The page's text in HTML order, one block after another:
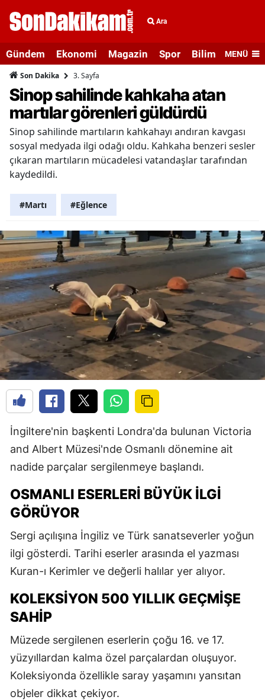
Ara
Gündem Ekonomi Magazin Spor Bilim veMENÜ
Son Dakika 3. Sayfa
Sinop sahilinde kahkaha atan
martılar görenleri güldürdü
Sinop sahilinde martıların kahkahayı andıran kavgası
sosyal medyada ilgi odağı oldu. Kahkaha benzeri sesler
çıkaran martıların mücadelesi vatandaşlar tarafından
kaydedildi.
#Martı #Eğlence
İngiltere'nin başkenti Londra'da bulunan Victoria
and Albert Müzesi'nde Osmanlı dönemine ait
nadide parçalar sergilenmeye başlandı.
OSMANLI ESERLERI BÜYÜK İLGI
GÖRÜYOR
Sergi açılışına İngiliz ve Türk sanatseverler yoğun
ilgi gösterdi. Tarihi eserler arasında el yazması
Kuran-ı Kerimler ve değerli halılar yer alıyor.
KOLEKSIYON 500 YILLIK GEÇMIŞE
SAHIP
Müzede sergilenen eserlerin çoğu 16. ve 17.
yüzyıllardan kalma özel parçalardan oluşuyor.
Koleksiyonda özellikle saray yaşamını yansıtan
objeler dikkat çekiyor.